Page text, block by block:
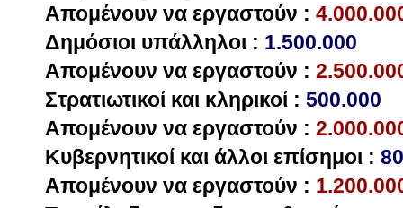
Απομένουν να εργαστούν :
Δημόσιοι υπάλληλοι : 1.500.000
Απομένουν να εργαστούν :
Στρατιωτικοί και κληρικοί : 500.000
Απομένουν να εργαστούν :
Κυβερνητικοί και άλλοι επίσημοι :
Απομένουν να εργαστούν :